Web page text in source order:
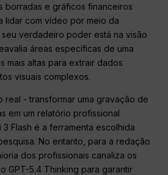
borradas e gráficos financeiros
lidar com vídeo por meio da
verdadeiro poder está na visão
áreas específicas de uma
mais altas para extrair dados
visuais complexos.
real - transformar uma gravação de
em um relatório profissional
3 Flash é a ferramenta escolhida
No entanto, para a redação
dos profissionais canaliza os
GPT-5.4 Thinking para garantir